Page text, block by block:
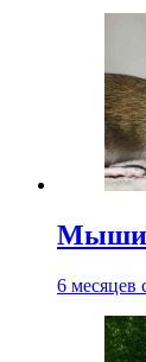
Мыши
6 месяцев